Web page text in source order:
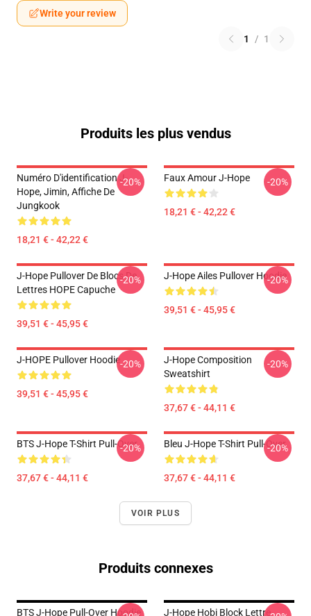
Write your review
1 / 1
Produits les plus vendus
Numéro D'identification J-
Hope, Jimin, Affiche De
Jungkook
18,21 € - 42,22 €
-20% Faux Amour J-Hope
18,21 € - 42,22 €
-20%
J-Hope Pullover De Blocs De
Lettres HOPE Capuche
39,51 € - 45,95 €
-20% J-Hope Ailes Pullover Hoodie
39,51 € - 45,95 €
-20%
J-HOPE Pullover Hoodie
39,51 € - 45,95 €
-20%
J-Hope Composition
Sweatshirt
37,67 € - 44,11 €
-20%
BTS J-Hope T-Shirt Pull-Over
37,67 € - 44,11 €
-20% Bleu J-Hope T-Shirt Pull-Over
37,67 € - 44,11 €
-20%
VOIR PLUS
Produits connexes
BTS J-Hope Pull-Over Hoodie
J-Hope Hobi Block Lettre